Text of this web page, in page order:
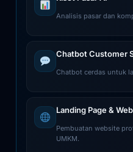
Analisis pasar dan
Chatbot Customer
Chatbot cerdas untuk
Landing Page &
Pembuatan website
UMKM.